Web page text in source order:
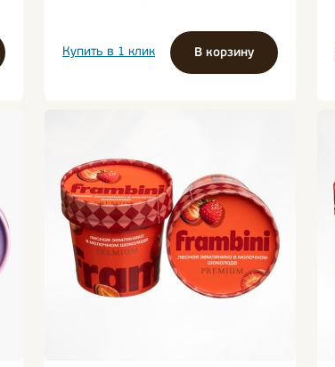
Купить в 1 клик В корзину